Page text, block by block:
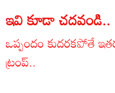
ఇవి కూడా చదవండి..
ఒప్పందం కుదరకపోతే
ట్రంప్..